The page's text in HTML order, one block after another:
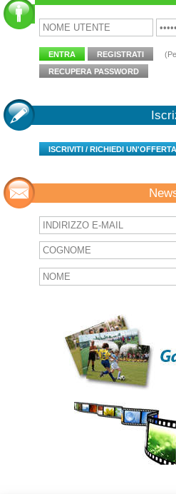
ENTRA REGISTRATI
RECUPERA PASSWORD
ISCRIVITI / RICHIEDI UN'OFFERTA